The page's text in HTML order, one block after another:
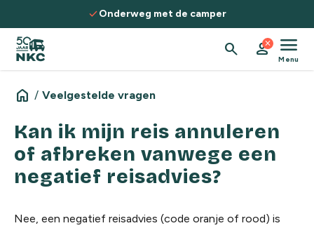
Spring naar de inhoud
checkOnderweg met de camper
search person
close menu
Menu
home / Veelgestelde vragen
Kan ik mijn reis annuleren
of afbreken vanwege een
negatief reisadvies?
Nee, een negatief reisadvies (code oranje of rood) is